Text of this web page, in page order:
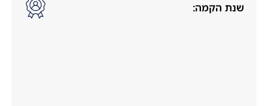
שנת הקמה: